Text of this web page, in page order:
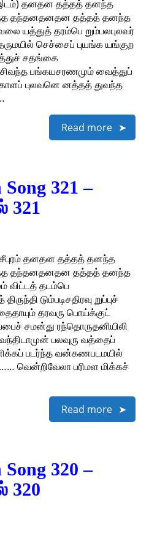
இடம்) தனதன தத்தத் தனந்த
தந்தனதனதன தத்தத் தனந்த
தரம்பெ றும்பலபுலவர்
செச்சைப் புயங்க யங்குற
சதங்கை
பங்கயசரணமும் வைத்துப்
புலவனெ னத்தத் துவந்த
Read more
321 –
321
தனதன தத்தத் தனந்த
தந்தனதனதன தத்தத் தனந்த
தடம்பெ
டும்படிசதிரவு றுப்புச்
தரவரு பொய்க்குட்
சமன்து ரந்தொருதனியிலி
பலவுரு வத்தைப்
ளிக்கப் படர்ந்த வன்கணபடமயில்
வென்றிவேலா பரிமள மிக்கச்
Read more
320 –
320